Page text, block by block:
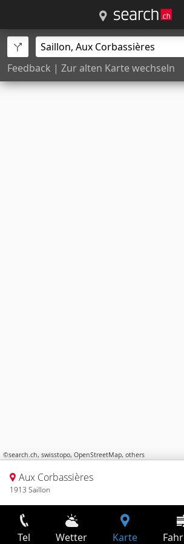
Feedback | Zur alten Karte wechseln
©search.ch, swisstopo, OpenStreetMap, others
Aux Corbassières
1913 Saillon
Tel Wetter Karte